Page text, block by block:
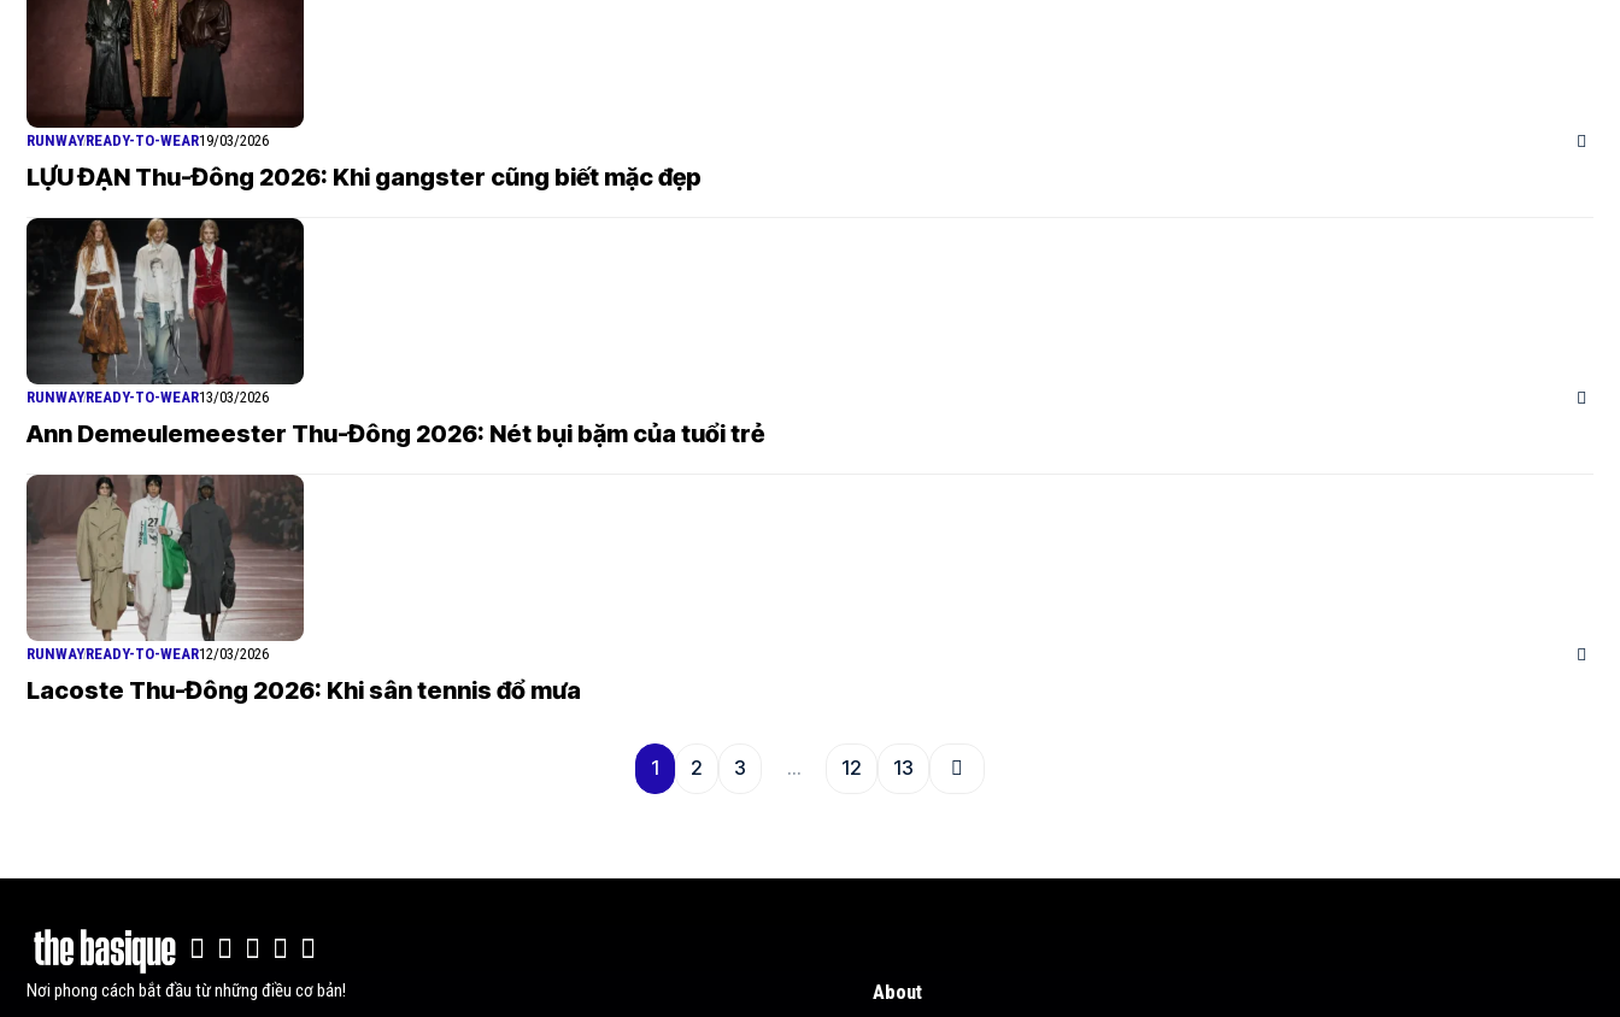
RUNWAYREADY-TO-WEAR19/03/2026
LỰU ĐẠN Thu-Đông 2026: Khi gangster cũng biết mặc đẹp
RUNWAYREADY-TO-WEAR13/03/2026
Ann Demeulemeester Thu-Đông 2026: Nét bụi bặm của tuổi trẻ
RUNWAYREADY-TO-WEAR12/03/2026
Lacoste Thu-Đông 2026: Khi sân tennis đổ mưa
1 2 3 … 12 13
Nơi phong cách bắt đầu từ những điều cơ bản! About